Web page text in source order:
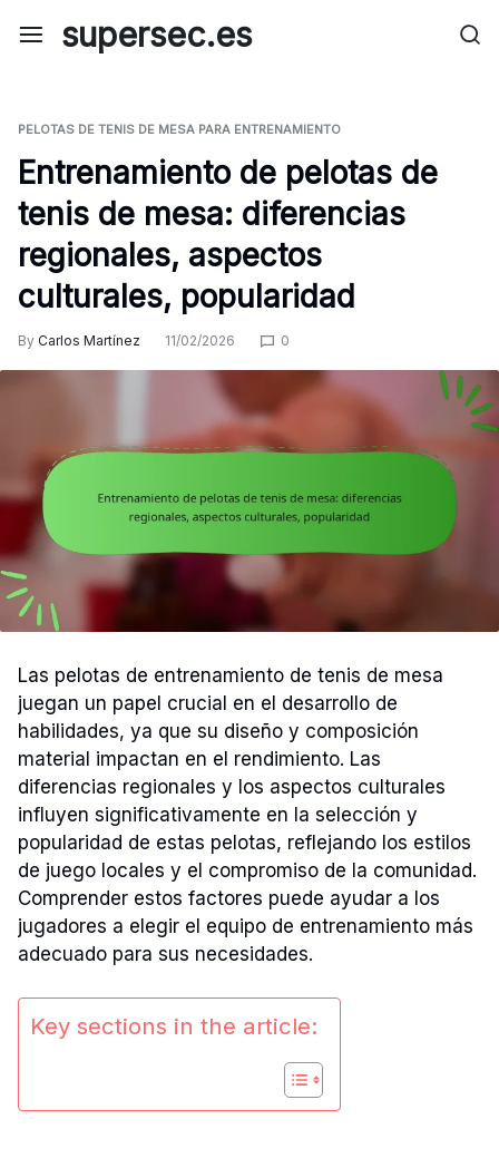
supersec.es
PELOTAS DE TENIS DE MESA PARA ENTRENAMIENTO
Entrenamiento de pelotas de
tenis de mesa: diferencias
regionales, aspectos
culturales, popularidad
By Carlos Martínez 11/02/2026 0
Las pelotas de entrenamiento de tenis de mesa
juegan un papel crucial en el desarrollo de
habilidades, ya que su diseño y composición
material impactan en el rendimiento. Las
diferencias regionales y los aspectos culturales
influyen significativamente en la selección y
popularidad de estas pelotas, reflejando los estilos
de juego locales y el compromiso de la comunidad.
Comprender estos factores puede ayudar a los
jugadores a elegir el equipo de entrenamiento más
adecuado para sus necesidades.
Key sections in the article: